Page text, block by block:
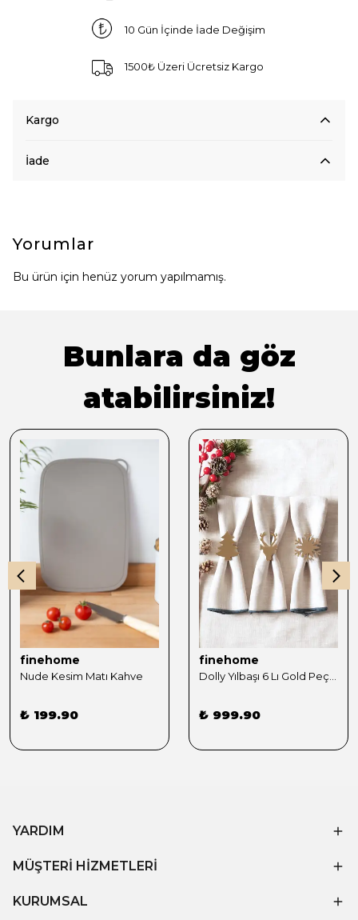
10 Gün İçinde İade Değişim
1500₺ Üzeri Ücretsiz Kargo
Kargo
İade
Yorumlar
Bu ürün için henüz yorum yapılmamış.
Bunlara da göz
atabilirsiniz!
finehome
Nude Kesim Matı Kahve
₺ 199.90
finehome
₺ 999.90
YARDIM
MÜŞTERİ HİZMETLERİ
KURUMSAL